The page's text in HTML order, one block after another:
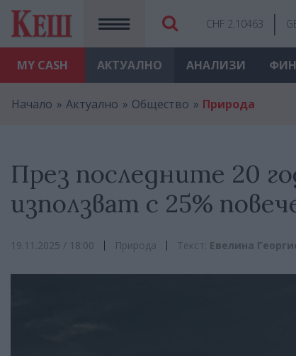
MY CASH
CHF 2.10463
АКТУАЛНО АНАЛИЗИ
Начало Актуално Общество Природа
През последните 20
използват с 25%
19.11.2025 / 18:00 Природа Текст: Евелина